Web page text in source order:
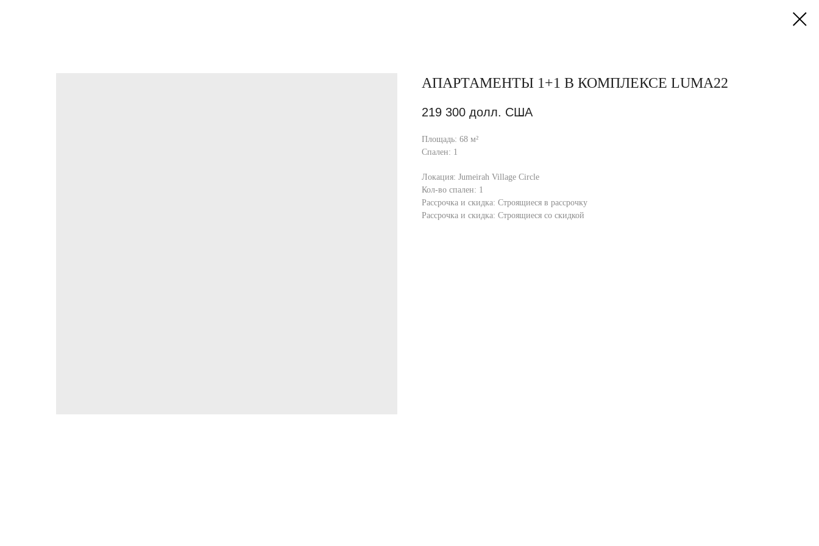
АПАРТАМЕНТЫ 1+1 В КОМПЛЕКСЕ LUMA22
219 300 долл. США
Площадь: 68 м²
Спален: 1
Локация: Jumeirah Village Circle
Кол-во спален: 1
Рассрочка и скидка: Строящиеся в рассрочку
Рассрочка и скидка: Строящиеся со скидкой